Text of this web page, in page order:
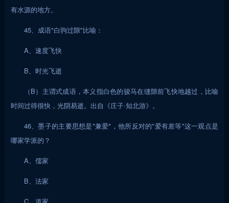
有水源的地方。
45、成语"白驹过隙"比喻：
A、速度飞快
B、时光飞逝
（B）主谓式成语，本义指白色的骏马在缝隙前飞快地越过，比喻
时间过得很快，光阴易逝。出自《庄子·知北游》。
46、墨子的主要思想是"兼爱"，他所反对的"爱有差等"这一观点是
哪家学派的？
A、儒家
B、法家
C、道家